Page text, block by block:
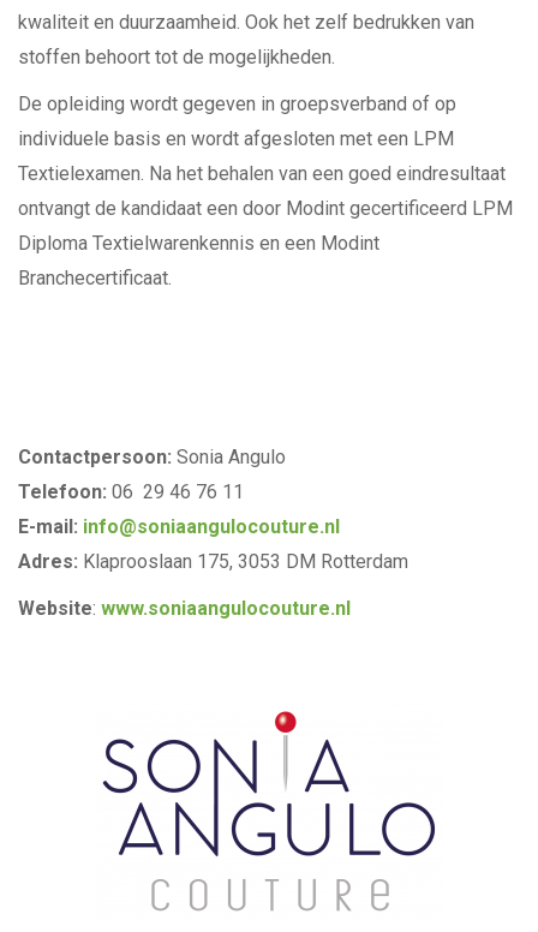
kwaliteit en duurzaamheid. Ook het zelf bedrukken van
stoffen behoort tot de mogelijkheden.
De opleiding wordt gegeven in groepsverband of op
individuele basis en wordt afgesloten met een LPM
Textielexamen. Na het behalen van een goed eindresultaat
ontvangt de kandidaat een door Modint gecertificeerd LPM
Diploma Textielwarenkennis en een Modint
Branchecertificaat.
Contactpersoon: Sonia Angulo
Telefoon: 06 29 46 76 11
E-mail: info@soniaangulocouture.nl
Adres: Klaprooslaan 175, 3053 DM Rotterdam
Website: www.soniaangulocouture.nl